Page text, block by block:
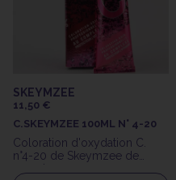
SKEYMZEE
11,50 €
C.SKEYMZEE 100ML N° 4-20
Coloration d'oxydation C.
n°4-20 de Skeymzee de
100ml